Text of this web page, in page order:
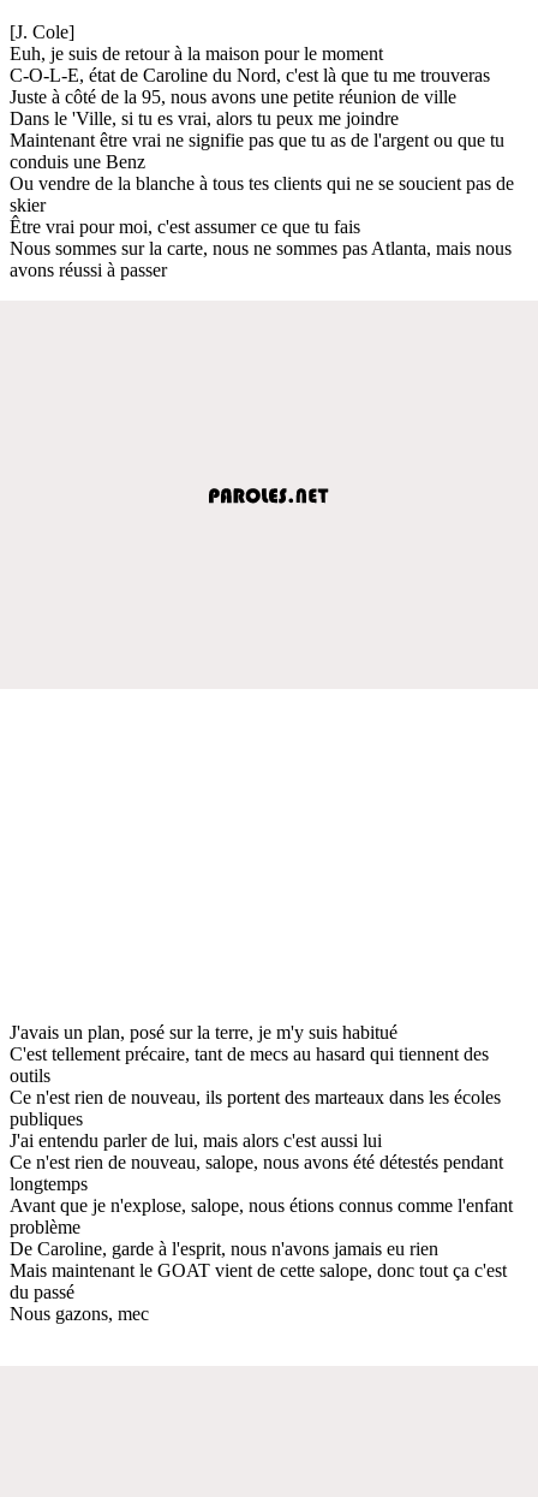
[J. Cole]
Euh, je suis de retour à la maison pour le moment
C-O-L-E, état de Caroline du Nord, c'est là que tu me trouveras
Juste à côté de la 95, nous avons une petite réunion de ville
Dans le 'Ville, si tu es vrai, alors tu peux me joindre
Maintenant être vrai ne signifie pas que tu as de l'argent ou que tu
conduis une Benz
Ou vendre de la blanche à tous tes clients qui ne se soucient pas de
skier
Être vrai pour moi, c'est assumer ce que tu fais
Nous sommes sur la carte, nous ne sommes pas Atlanta, mais nous
avons réussi à passer
J'avais un plan, posé sur la terre, je m'y suis habitué
C'est tellement précaire, tant de mecs au hasard qui tiennent des
outils
Ce n'est rien de nouveau, ils portent des marteaux dans les écoles
publiques
J'ai entendu parler de lui, mais alors c'est aussi lui
Ce n'est rien de nouveau, salope, nous avons été détestés pendant
longtemps
Avant que je n'explose, salope, nous étions connus comme l'enfant
problème
De Caroline, garde à l'esprit, nous n'avons jamais eu rien
Mais maintenant le GOAT vient de cette salope, donc tout ça c'est
du passé
Nous gazons, mec